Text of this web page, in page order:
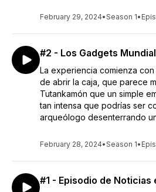
February 29, 2024•Season 1•
#2 - Los Gadgets
La experiencia comienza
de abrir la caja, que parece
Tutankamón que un simple
tan intensa que podrías ser
arqueólogo desenterrando
February 28, 2024•Season 1•
#1 - Episodio de Noticias